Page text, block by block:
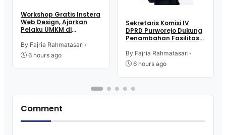
Workshop Gratis Instera
Web Design, Ajarkan
Pelaku UMKM di
Teknologi Digital buat
Jualan
By Fajria Rahmatasari•
6 hours ago
Sekretaris Komisi IV
DPRD Purworejo Dukung
Penambahan Fasilitas
Tjitrowardojo
By Fajria Rahmatasari•
6 hours ago
Comment